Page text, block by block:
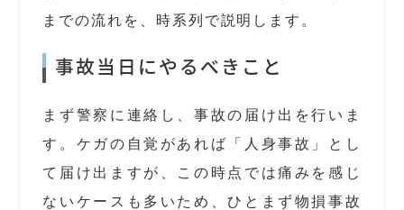
までの流れを、時系列で説明します。
事故当日にやるべきこと
まず警察に連絡し、事故の届け出を行いま
す。ケガの自覚があれば「人身事故」とし
て届け出ますが、この時点では痛みを感じ
ないケースも多いため、ひとまず物損事故